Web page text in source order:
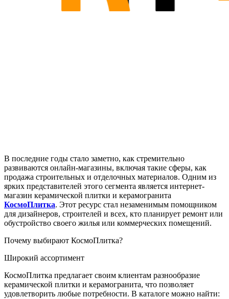
В последние годы стало заметно, как стремительно
развиваются онлайн-магазины, включая такие сферы, как
продажа строительных и отделочных материалов. Одним из
ярких представителей этого сегмента является интернет-
магазин керамической плитки и керамогранита
КосмоПлитка. Этот ресурс стал незаменимым помощником
для дизайнеров, строителей и всех, кто планирует ремонт или
обустройство своего жилья или коммерческих помещений.
Почему выбирают КосмоПлитка?
Широкий ассортимент
КосмоПлитка предлагает своим клиентам разнообразие
керамической плитки и керамогранита, что позволяет
удовлетворить любые потребности. В каталоге можно найти: